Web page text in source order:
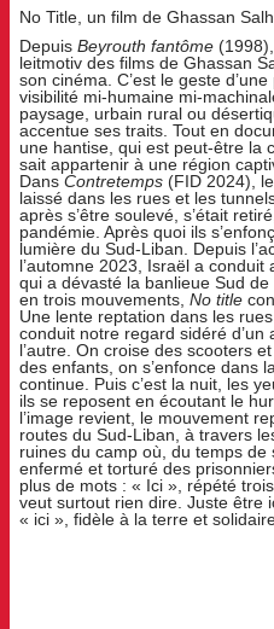
No Title, un film de Ghassan
Depuis Beyrouth fantôme
leitmotiv des films de Ghassan
son cinéma. C’est le geste
visibilité mi-humaine mi-
paysage, urbain rural ou
accentue ses traits. Tout en
une hantise, qui est peut-être la
sait appartenir à une région
Dans Contretemps (FID 2024),
laissé dans les rues et les
après s’être soulevé, s’était
pandémie. Après quoi ils
lumière du Sud-Liban. Depuis
l’automne 2023, Israël a
qui a dévasté la banlieue Sud
en trois mouvements, No title
Une lente reptation dans les
conduit notre regard sidéré d’un
l’autre. On croise des scooters
des enfants, on s’enfonce dans
continue. Puis c’est la nuit, les
ils se reposent en écoutant le
l’image revient, le mouvement
routes du Sud-Liban, à travers
ruines du camp où, du temps de
enfermé et torturé des
plus de mots : « Ici », répété
veut surtout rien dire. Juste être
« ici », fidèle à la terre et